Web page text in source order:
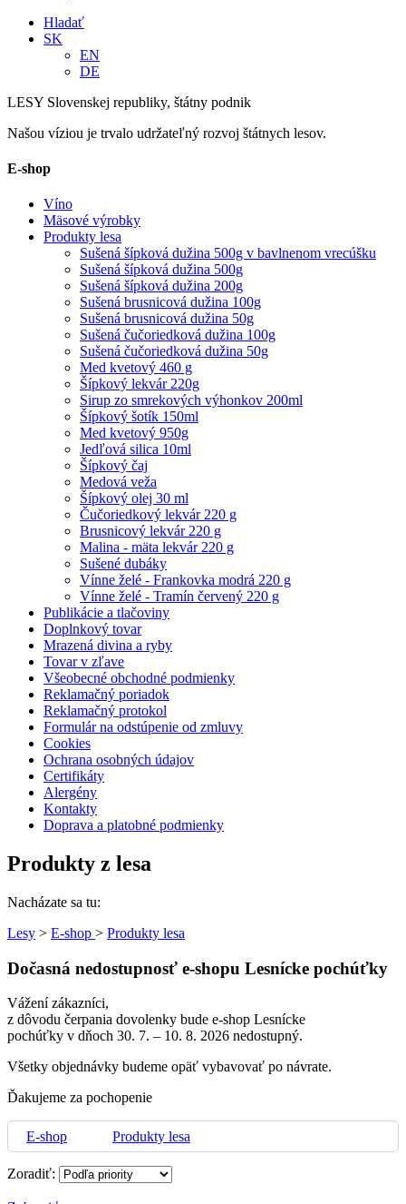
Hladať
SK
EN
DE
LESY Slovenskej republiky, štátny podnik
Našou víziou je trvalo udržateľný rozvoj štátnych lesov.
E-shop
Víno
Mäsové výrobky
Produkty lesa
Sušená šípková dužina 500g v bavlnenom vrecúšku
Sušená šípková dužina 500g
Sušená šípková dužina 200g
Sušená brusnicová dužina 100g
Sušená brusnicová dužina 50g
Sušená čučoriedková dužina 100g
Sušená čučoriedková dužina 50g
Med kvetový 460 g
Šípkový lekvár 220g
Sirup zo smrekových výhonkov 200ml
Šípkový šotík 150ml
Med kvetový 950g
Jedľová silica 10ml
Šípkový čaj
Medová veža
Šípkový olej 30 ml
Čučoriedkový lekvár 220 g
Brusnicový lekvár 220 g
Malina - mäta lekvár 220 g
Sušené dubáky
Vínne želé - Frankovka modrá 220 g
Vínne želé - Tramín červený 220 g
Publikácie a tlačoviny
Doplnkový tovar
Mrazená divina a ryby
Tovar v zľave
Všeobecné obchodné podmienky
Reklamačný poriadok
Reklamačný protokol
Formulár na odstúpenie od zmluvy
Cookies
Ochrana osobných údajov
Certifikáty
Alergény
Kontakty
Doprava a platobné podmienky
Produkty z lesa
Nacházate sa tu:
Lesy > E-shop > Produkty lesa
Dočasná nedostupnosť e‑shopu Lesnícke pochúťky
Vážení zákazníci,
z dôvodu čerpania dovolenky bude e‑shop Lesnícke
pochúťky v dňoch 30. 7. – 10. 8. 2026 nedostupný.
Všetky objednávky budeme opäť vybavovať po návrate.
Ďakujeme za pochopenie
E-shop Produkty lesa
Zoradiť: